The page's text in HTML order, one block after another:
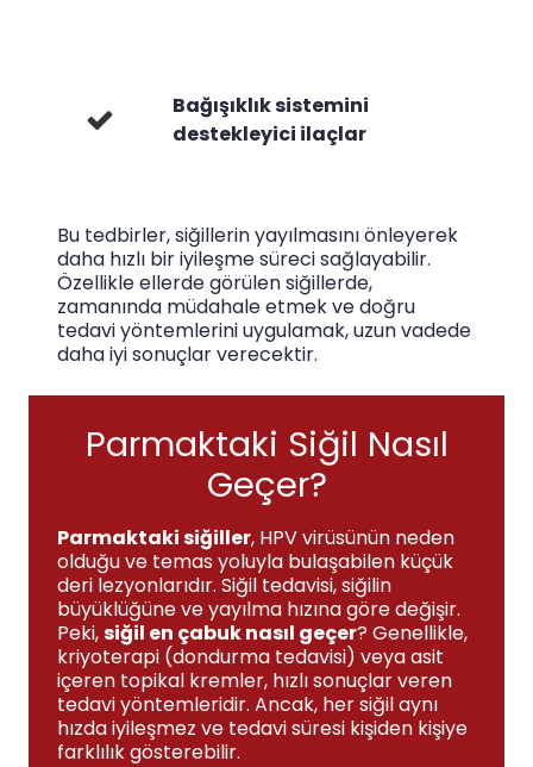
Bağışıklık sistemini
destekleyici ilaçlar
Bu tedbirler, siğillerin yayılmasını önleyerek
daha hızlı bir iyileşme süreci sağlayabilir.
Özellikle ellerde görülen siğillerde,
zamanında müdahale etmek ve doğru
tedavi yöntemlerini uygulamak, uzun vadede
daha iyi sonuçlar verecektir.
Parmaktaki Siğil Nasıl
Geçer?
Parmaktaki siğiller, HPV virüsünün neden
olduğu ve temas yoluyla bulaşabilen küçük
deri lezyonlarıdır. Siğil tedavisi, siğilin
büyüklüğüne ve yayılma hızına göre değişir.
Peki,siğil en çabuk nasıl geçer? Genellikle,
kriyoterapi (dondurma tedavisi) veya asit
içeren topikal kremler, hızlı sonuçlar veren
tedavi yöntemleridir. Ancak, her siğil aynı
hızda iyileşmez ve tedavi süresi kişiden kişiye
farklılık gösterebilir.